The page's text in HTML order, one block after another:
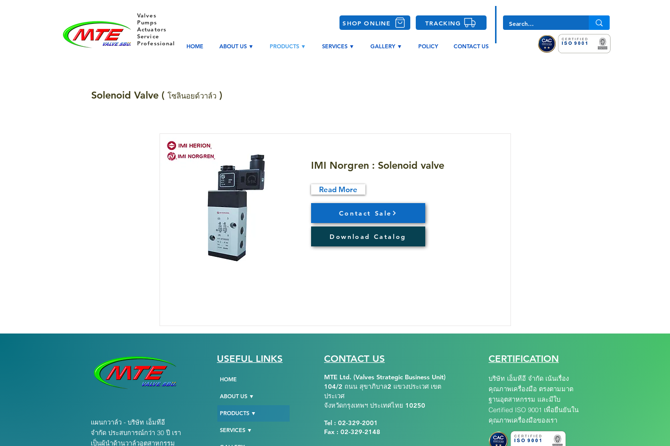
Valves
Pumps
Actuators
Service
Professional
HOME ABOUT US ▼ PRODUCTS ▼ SERVICES ▼ GALLERY ▼ POLICY CONTACT US
SHOP ONLINE TRACKING
Solenoid Valve ( โซลินอยด์วาล์ว )
IMI Norgren : Solenoid valve
Read More
Contact Sale
Download Catalog
แผนกวาล์ว - บริษัท เอ็มทีอี
จำกัด ประสบการณ์กว่า 30 ปี เรา
เป็นผู้นำด้านวาล์วอุตสาหกรรม
USEFUL LINKS
HOME
ABOUT US ▼
PRODUCTS ▼
SERVICES ▼
CONTACT US
MTE Ltd. (Valves Strategic Business Unit)
104/2 ถนน สุขาภิบาล2 แขวงประเวศ เขต
ประเวศ
จังหวัดกรุงเทพฯ ประเทศไทย 10250
Tel : 02-329-2001
Fax : 02-329-2148
CERTIFICATION
บริษัท เอ็มทีอี จำกัด เน้นเรื่อง
คุณภาพเครื่องมือ ตรงตามมาต
ฐานอุตสาหกรรม และมีใบ
Certified ISO 9001 เพื่อยืนยันใน
คุณภาพเครื่องมือของเรา